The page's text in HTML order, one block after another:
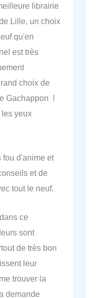
librairie
Lille, un choix
qu'en
est très
choix de
Gachappon !
yeux
fou d'anime et
et de
tout le neuf.
ce
sont
de très bon
leur
trouver la
demande